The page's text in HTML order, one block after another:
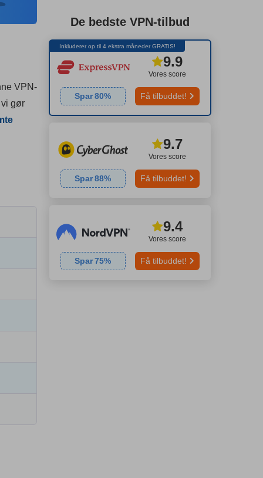
VPN-
gør
De bedste VPN-tilbud
Inkluderer op til 4 ekstra måneder GRATIS!
Vores score
9.9
Spar80% Få tilbuddet!
Vores score
9.7
Spar88% Få tilbuddet!
Vores score
9.4
Spar75% Få tilbuddet!